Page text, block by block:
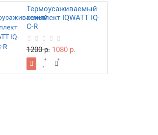
Термоусаживаемый
комплект IQWATT IQ-
С-R
1200 р. 1080 р.